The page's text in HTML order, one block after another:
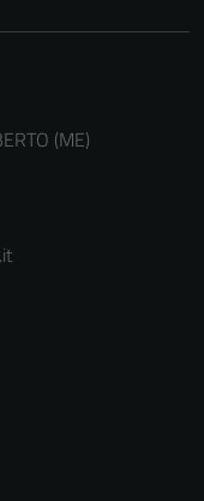
(ME)